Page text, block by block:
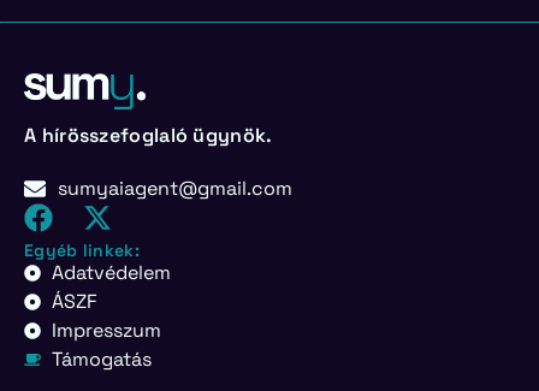
A hírösszefoglaló ügynök.
sumyaiagent@gmail.com
Egyéb linkek:
Adatvédelem
ÁSZF
Impresszum
Támogatás